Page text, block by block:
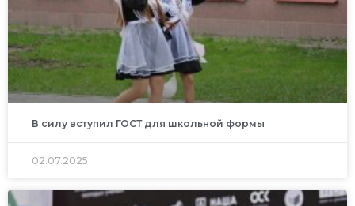
В силу вступил ГОСТ для школьной формы
02.07.2025